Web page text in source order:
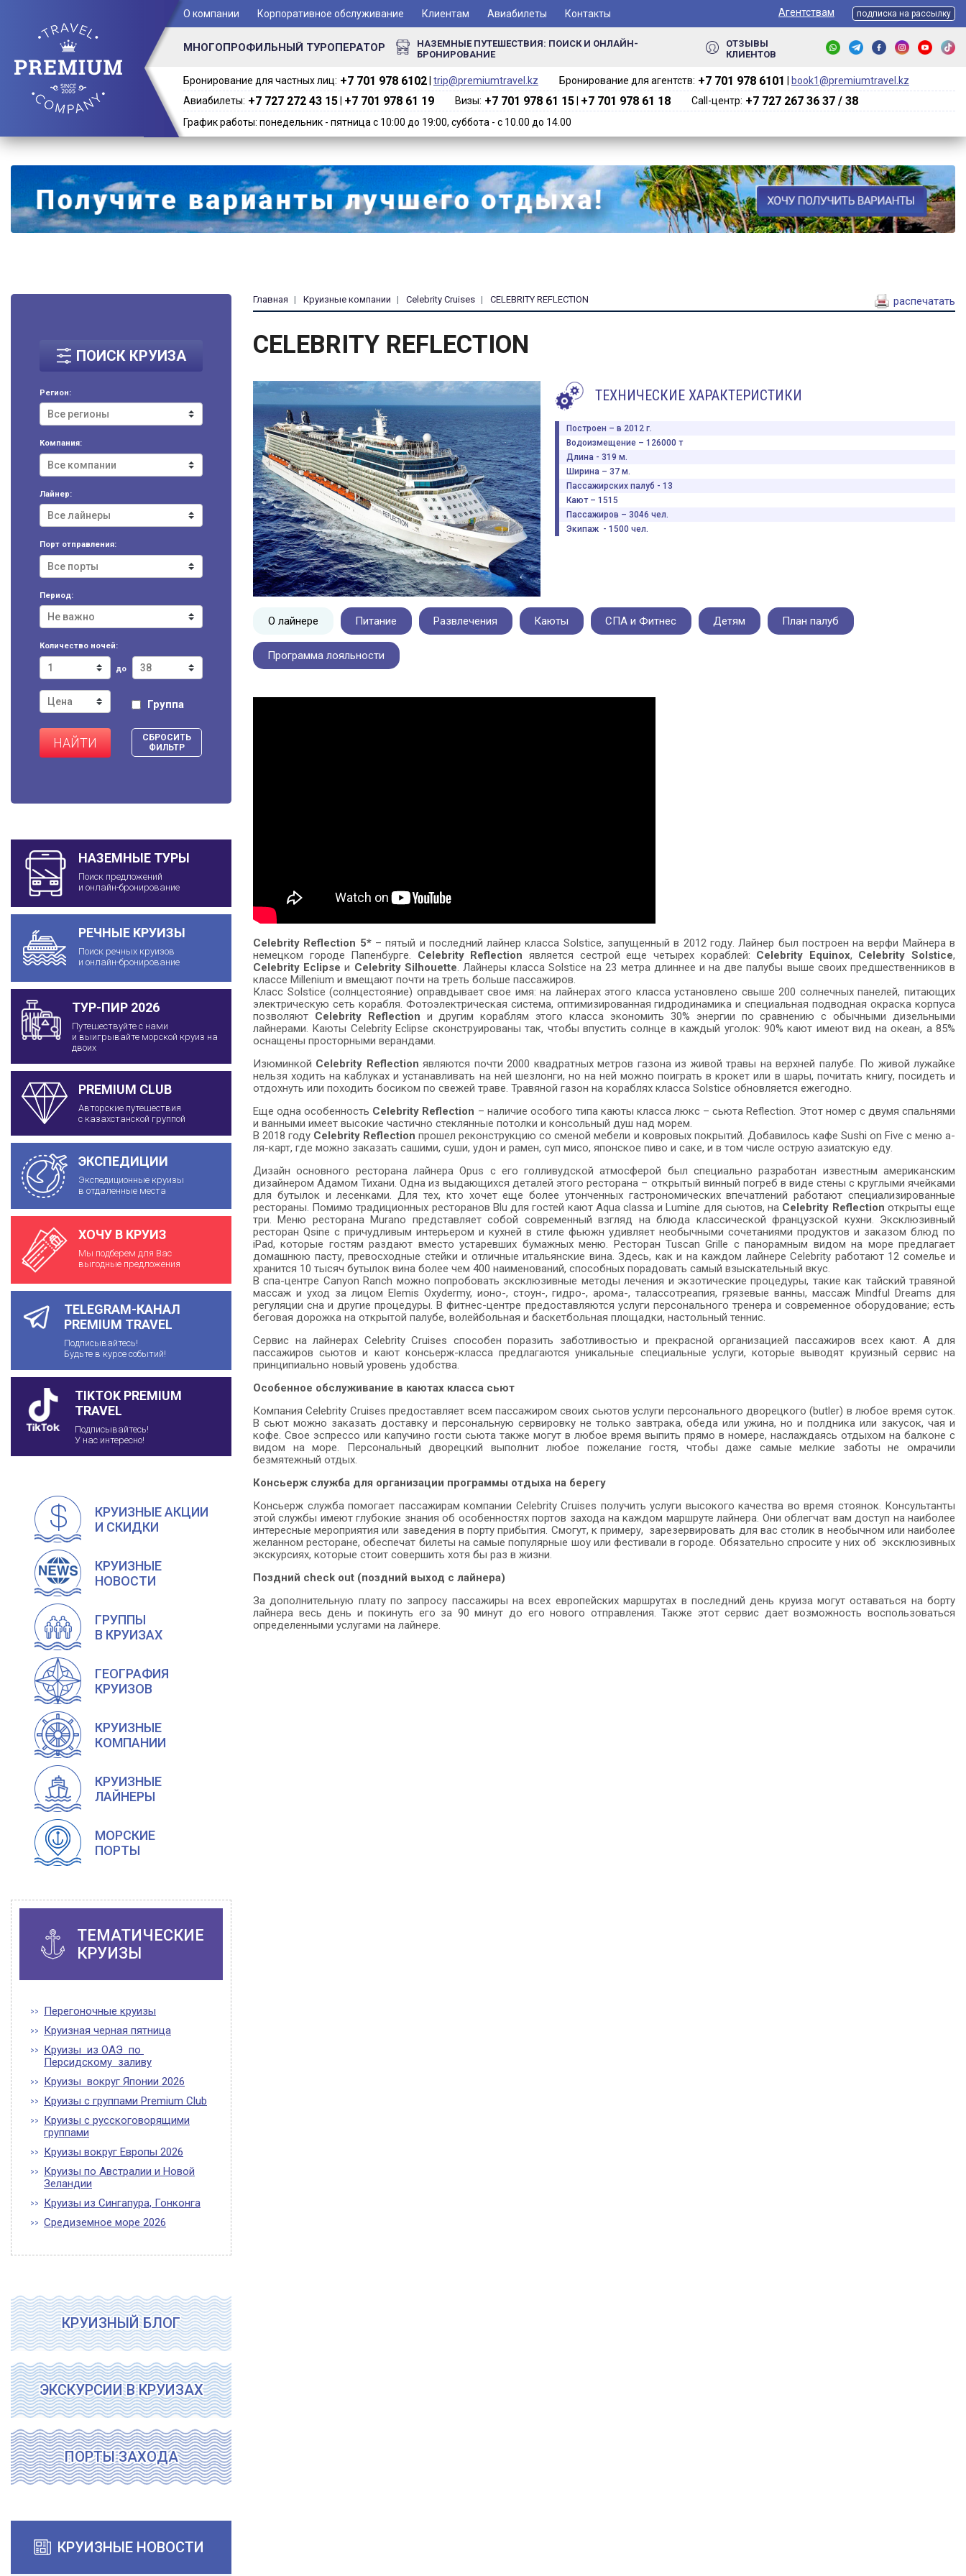
О компании Корпоративное обслуживание Клиентам Авиабилеты Контакты Агентствам подписка на рассылку
МНОГОПРОФИЛЬНЫЙ ТУРОПЕРАТОР
НАЗЕМНЫЕ ПУТЕШЕСТВИЯ: ПОИСК И ОНЛАЙН-
БРОНИРОВАНИЕ
ОТЗЫВЫ
КЛИЕНТОВ
Бронирование для частных лиц: +7 701 978 6102‬ trip@premiumtravel.kz Бронирование для агентств: +7 701 978 6101‬
book1@premiumtravel.kz
Авиабилеты: +7 727 272 43 15 +7 701 978 61 19 Визы: +7 701 978 61 15 +7 701 978 61 18 Call-центр: +7 727 267 36 37 / 38
График работы: понедельник - пятница с 10:00 до 19:00, суббота - с 10.00 до 14.00
ПОИСК КРУИЗА
Регион:
Компания:
Лайнер:
Порт отправления:
Период:
Количество ночей:
до
Группа
НАЙТИ
СБРОСИТЬ
ФИЛЬТР
НАЗЕМНЫЕ ТУРЫ
Поиск предложений
и онлайн-бронирование
РЕЧНЫЕ КРУИЗЫ
Поиск речных круизов
и онлайн-бронирование
ТУР-ПИР 2026
Путешествуйте с нами
и выигрывайте морской круиз на
двоих
PREMIUM CLUB
Авторские путешествия
с казахстанской группой
ЭКСПЕДИЦИИ
Экспедиционные круизы
в отдаленные места
ХОЧУ В КРУИЗ
Мы подберем для Вас
выгодные предложения
TELEGRAM-КАНАЛ
PREMIUM TRAVEL
Подписывайтесь!
Будьте в курсе событий!
TIKTOK PREMIUM
TRAVEL
Подписывайтесь!
У нас интересно!
КРУИЗНЫЕ АКЦИИ
И СКИДКИ
КРУИЗНЫЕ
НОВОСТИ
ГРУППЫ
В КРУИЗАХ
ГЕОГРАФИЯ
КРУИЗОВ
КРУИЗНЫЕ
КОМПАНИИ
КРУИЗНЫЕ
ЛАЙНЕРЫ
МОРСКИЕ
ПОРТЫ
ТЕМАТИЧЕСКИЕ
КРУИЗЫ
Перегоночные круизы
Круизная черная пятница
Круизы из ОАЭ по
Персидскому заливу
Круизы вокруг Японии 2026
Круизы с группами Premium Club
Круизы с русскоговорящими
группами
Круизы вокруг Европы 2026
Круизы по Австралии и Новой
Зеландии
Круизы из Сингапура, Гонконга
Средиземное море 2026
КРУИЗНЫЙ БЛОГ
ЭКСКУРСИИ В КРУИЗАХ
ПОРТЫ ЗАХОДА
КРУИЗНЫЕ НОВОСТИ
Главная Круизные компании Celebrity Cruises CELEBRITY REFLECTION распечатать
CELEBRITY REFLECTION
ТЕХНИЧЕСКИЕ ХАРАКТЕРИСТИКИ
Построен – в 2012 г.
Водоизмещение – 126000 т
Длина - 319 м.
Ширина – 37 м.
Пассажирских палуб - 13
Кают – 1515
Пассажиров – 3046 чел.
Экипаж - 1500 чел.
О лайнере Питание Развлечения Каюты СПА и Фитнес Детям План палуб
Программа лояльности
Celebrity Reflection 5*– пятый и последний лайнер класса Solstice, запущенный в 2012 году. Лайнер был построен на верфи Майнера в
немецком городе Папенбурге. Celebrity Reflection является сестрой еще четырех кораблей: Celebrity Equinox, Celebrity Solstice,
Celebrity Eclipse и Celebrity Silhouette. Лайнеры класса Solstice на 23 метра длиннее и на две палубы выше своих предшественников в
классе Millenium и вмещают почти на треть больше пассажиров.
Класс Solstice (солнцестояние) оправдывает свое имя: на лайнерах этого класса установлено свыше 200 солнечных панелей, питающих
электрическую сеть корабля. Фотоэлектрическая система, оптимизированная гидродинамика и специальная подводная окраска корпуса
позволяют Celebrity Reflection и другим кораблям этого класса экономить 30% энергии по сравнению с обычными дизельными
лайнерами. Каюты Celebrity Eclipse сконструированы так, чтобы впустить солнце в каждый уголок: 90% кают имеют вид на океан, а 85%
оснащены просторными верандами.
Изюминкой Celebrity Reflection являются почти 2000 квадратных метров газона из живой травы на верхней палубе. По живой лужайке
нельзя ходить на каблуках и устанавливать на ней шезлонги, но на ней можно поиграть в крокет или в шары, почитать книгу, посидеть и
отдохнуть или походить босиком по свежей траве. Травяной газон на кораблях класса Solstice обновляется ежегодно.
Еще одна особенность Celebrity Reflection – наличие особого типа каюты класса люкс – сьюта Reflection. Этот номер с двумя спальнями
и ванными имеет высокие частично стеклянные потолки и консольный душ над морем.
В 2018 году Celebrity Reflection прошел реконструкцию со сменой мебели и ковровых покрытий. Добавилось кафе Sushi on Five с меню а-
ля-карт, где можно заказать сашими, суши, удон и рамен, суп мисо, японское пиво и саке, и в том числе острую азиатскую еду.
Дизайн основного ресторана лайнера Opus с его голливудской атмосферой был специально разработан известным американским
дизайнером Адамом Тихани. Одна из выдающихся деталей этого ресторана – открытый винный погреб в виде стены с круглыми ячейками
для бутылок и лесенками. Для тех, кто хочет еще более утонченных гастрономических впечатлений работают специализированные
рестораны. Помимо традиционных ресторанов Blu для гостей кают Aqua classa и Lumine для сьютов, на Celebrity Reflection открыты еще
три. Меню ресторана Murano представляет собой современный взгляд на блюда классической французской кухни. Эксклюзивный
ресторан Qsine с причудливым интерьером и кухней в стиле фьюжн удивляет необычными сочетаниями продуктов и заказом блюд по
iPad, которые гостям раздают вместо устаревших бумажных меню. Ресторан Tuscan Grille с панорамным видом на море предлагает
домашнюю пасту, превосходные стейки и отличные итальянские вина. Здесь, как и на каждом лайнере Celebrity работают 12 сомелье и
хранится 10 тысяч бутылок вина более чем 400 наименований, способных порадовать самый взыскательный вкус.
В спа-центре Canyon Ranch можно попробовать эксклюзивные методы лечения и экзотические процедуры, такие как тайский травяной
массаж и уход за лицом Elemis Oxydermy, ионо-, стоун-, гидро-, арома-, талассотреапия, грязевые ванны, массаж Mindful Dreams для
регуляции сна и другие процедуры. В фитнес-центре предоставляются услуги персонального тренера и современное оборудование; есть
беговая дорожка на открытой палубе, волейбольная и баскетбольная площадки, настольный теннис.
Сервис на лайнерах Celebrity Cruises способен поразить заботливостью и прекрасной организацией пассажиров всех кают. А для
пассажиров сьютов и кают консьерж-класса предлагаются уникальные специальные услуги, которые выводят круизный сервис на
принципиально новый уровень удобства.
Особенное обслуживание в каютах класса сьют
Компания Celebrity Cruises предоставляет всем пассажиром своих сьютов услуги персонального дворецкого (butler) в любое время суток.
В сьют можно заказать доставку и персональную сервировку не только завтрака, обеда или ужина, но и полдника или закусок, чая и
кофе. Свое эспрессо или капучино гости сьюта также могут в любое время выпить прямо в номере, наслаждаясь отдыхом на балконе с
видом на море. Персональный дворецкий выполнит любое пожелание гостя, чтобы даже самые мелкие заботы не омрачили
безмятежный отдых.
Консьерж служба для организации программы отдыха на берегу
Консьерж служба помогает пассажирам компании Celebrity Cruises получить услуги высокого качества во время стоянок. Консультанты
этой службы имеют глубокие знания об особенностях портов захода на каждом маршруте лайнера. Они облегчат вам доступ на наиболее
интересные мероприятия или заведения в порту прибытия. Смогут, к примеру, зарезервировать для вас столик в необычном или наиболее
желанном ресторане, обеспечат билеты на самые популярные шоу или фестивали в городе. Обязательно спросите у них об эксклюзивных
экскурсиях, которые стоит совершить хотя бы раз в жизни.
Поздний check out (поздний выход с лайнера)
За дополнительную плату по запросу пассажиры на всех европейских маршрутах в последний день круиза могут оставаться на борту
лайнера весь день и покинуть его за 90 минут до его нового отправления. Также этот сервис дает возможность воспользоваться
определенными услугами на лайнере.